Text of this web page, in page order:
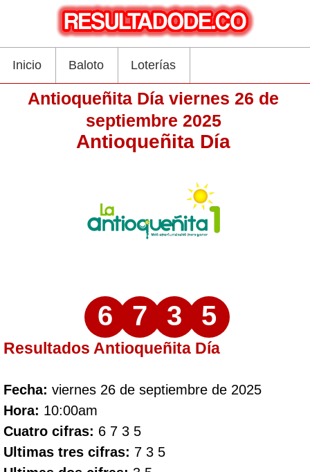
Inicio Baloto Loterías
Antioqueñita Día viernes 26 de
septiembre 2025
Antioqueñita Día
6 7 3 5
Resultados Antioqueñita Día
Fecha: viernes 26 de septiembre de 2025
Hora: 10:00am
Cuatro cifras: 6 7 3 5
Ultimas tres cifras: 7 3 5